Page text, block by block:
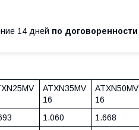
14 дней по договоренности
ATXN35MV
16
ATXN50MV
16
1.060 1.668